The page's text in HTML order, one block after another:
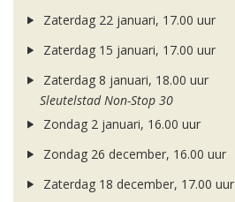
Zaterdag 22 januari, 17.00 uur
Zaterdag 15 januari, 17.00 uur
Zaterdag 8 januari, 18.00 uur
Sleutelstad Non-Stop 30
Zondag 2 januari, 16.00 uur
Zondag 26 december, 16.00 uur
Zaterdag 18 december, 17.00 uur